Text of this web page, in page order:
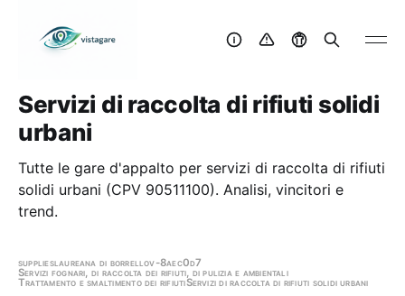
Servizi di raccolta di rifiuti solidi
urbani
Tutte le gare d'appalto per servizi di raccolta di rifiuti
solidi urbani (CPV 90511100). Analisi, vincitori e
trend.
supplieslaureana di borrellov-8aec0d7
Servizi fognari, di raccolta dei rifiuti, di pulizia e ambientali
Trattamento e smaltimento dei rifiutiServizi di raccolta di rifiuti solidi urbani